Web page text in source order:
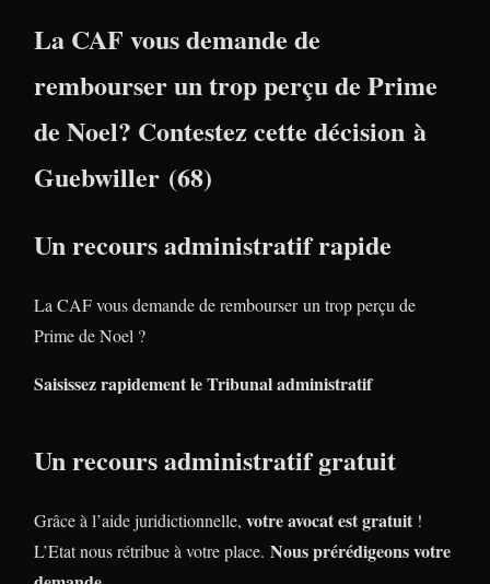
La CAF vous demande de
rembourser un trop perçu de Prime
de Noel? Contestez cette décision à
Guebwiller (68)
Un recours administratif rapide
La CAF vous demande de rembourser un trop perçu de
Prime de Noel ?
Saisissez rapidement le Tribunal administratif
Un recours administratif gratuit
Grâce à l’aide juridictionnelle, votre avocat est gratuit !
L’Etat nous rétribue à votre place. Nous prérédigeons votre